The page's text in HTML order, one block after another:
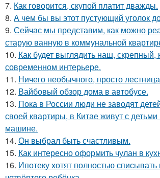
7. Как говорится, скупой платит дважды.
8. А чем бы вы этот пустующий уголок
9. Сейчас мы представим, как можно
старую ванную в коммунальной
10. Как будет выглядить наш, скрепный,
современном интерьере.
11. Ничего необычного, просто
12. Вайбовый обзор дома в автобусе.
13. Пока в России люди не заводят
своей квартиры, в Китае живут с
машине.
14. Он выбрал быть счастливым.
15. Как интересно оформить чулан в
16. Ипотеку хотят полностью